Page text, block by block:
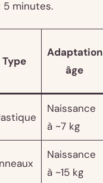
minutes.
Type
Adaptation
âge
Naissance
à ~7 kg
Naissance
à ~15 kg